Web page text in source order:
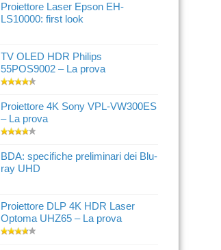
Proiettore Laser Epson EH-
LS10000: first look
TV OLED HDR Philips
55POS9002 – La prova
Proiettore 4K Sony VPL-VW300ES
– La prova
BDA: specifiche preliminari dei Blu-
ray UHD
Proiettore DLP 4K HDR Laser
Optoma UHZ65 – La prova